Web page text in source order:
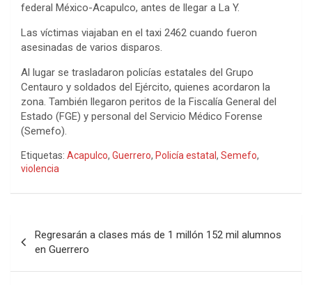
federal México-Acapulco, antes de llegar a La Y.
Las víctimas viajaban en el taxi 2462 cuando fueron
asesinadas de varios disparos.
Al lugar se trasladaron policías estatales del Grupo
Centauro y soldados del Ejército, quienes acordaron la
zona. También llegaron peritos de la Fiscalía General del
Estado (FGE) y personal del Servicio Médico Forense
(Semefo).
Etiquetas: Acapulco, Guerrero, Policía estatal , Semefo,
violencia
de
entradas
Regresarán a clases más de 1 millón 152 mil alumnos
en Guerrero